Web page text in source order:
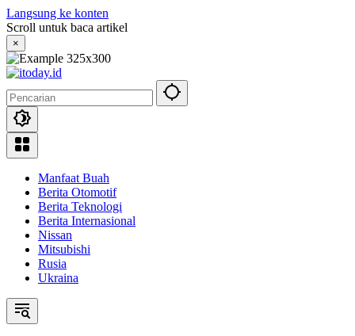
Langsung ke konten
Scroll untuk baca artikel
×
Manfaat Buah
Berita Otomotif
Berita Teknologi
Berita Internasional
Nissan
Mitsubishi
Rusia
Ukraina